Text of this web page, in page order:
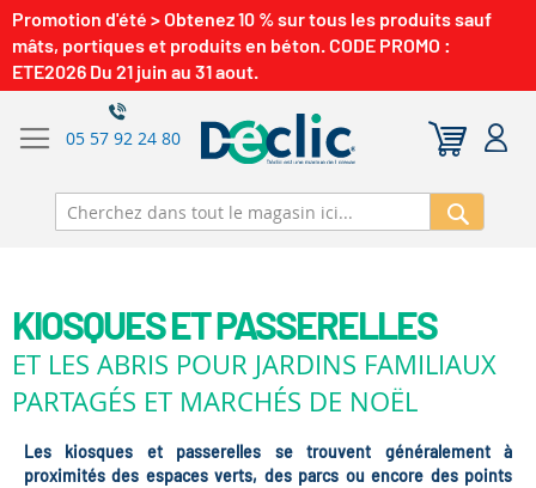
Promotion d'été > Obtenez 10 % sur tous les produits sauf
mâts, portiques et produits en béton. CODE PROMO :
ETE2026 Du 21 juin au 31 aout.
05 57 92 24 80
KIOSQUES ET PASSERELLES
ET LES ABRIS POUR JARDINS FAMILIAUX
PARTAGÉS ET MARCHÉS DE NOËL
Les kiosques et passerelles se trouvent généralement à
proximités des espaces verts, des parcs ou encore des points